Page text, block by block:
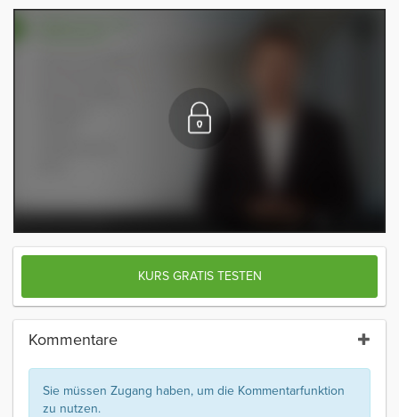
KURS GRATIS TESTEN
Kommentare
Sie müssen Zugang haben, um die Kommentarfunktion
zu nutzen.